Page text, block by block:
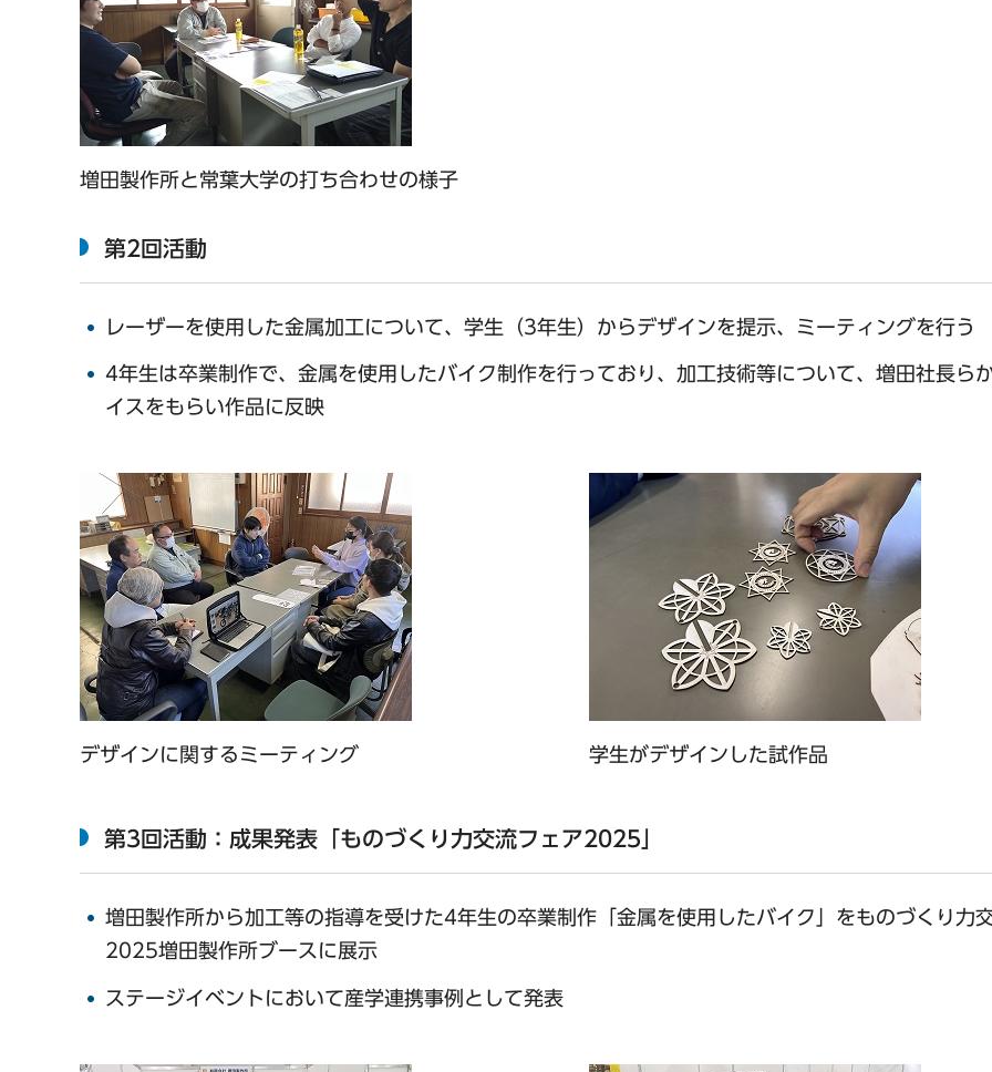
増田製作所と常葉大学の打ち合わせの様子
第2回活動
レーザーを使用した金属加工について、学生（3年生）からデザインを提示、ミーティングを行う
4年生は卒業制作で、金属を使用したバイク制作を行っており、加工技術等について、増田社長ら
イスをもらい作品に反映
デザインに関するミーティング 学生がデザインした試作品
第3回活動：成果発表「ものづくり力交流フェア2025」
増田製作所から加工等の指導を受けた4年生の卒業制作「金属を使用したバイク」をものづくり力
2025増田製作所ブースに展示
ステージイベントにおいて産学連携事例として発表